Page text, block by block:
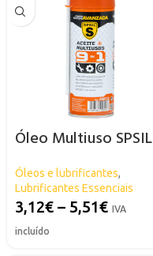
Óleo Multiuso SPSIL
Óleos e lubrificantes,
Lubrificantes Essenciais
3,12€ – 5,51€ IVA
incluído